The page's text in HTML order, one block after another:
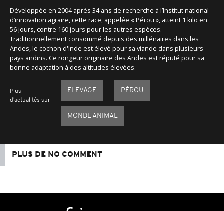
Développée en 2004 après 34 ans de recherche à l’Institut national
d’innovation agraire, cette race, appelée « Pérou », atteint 1 kilo en
56 jours, contre 160 jours pour les autres espèces.
Traditionnellement consommé depuis des millénaires dans les
Andes, le cochon d'Inde est élevé pour sa viande dans plusieurs
pays andins. Ce rongeur originaire des Andes est réputé pour sa
bonne adaptation à des altitudes élevées.
Plus
d'actualités sur
ELEVAGE PÉROU
MONDE ANIMAL
PLUS DE NO COMMENT